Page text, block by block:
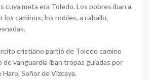
cuya meta era Toledo. Los pobres iban a
los caminos; los nobles, a caballo,
cristiano partió de Toledo camino
de vanguardia iban tropas guiadas por
Señor de Vizcaya.